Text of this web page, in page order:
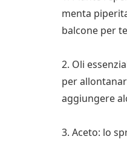
menta
balcone per
2. Oli
per
aggiungere
3. Aceto: lo